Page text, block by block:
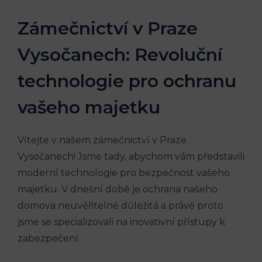
Zámečnictví v Praze
Vysočanech: Revoluční
technologie pro ochranu
vašeho majetku
Vítejte v našem zámečnictví v Praze
Vysočanech! Jsme tady, abychom vám představili
moderní technologie pro bezpečnost vašeho
majetku. V dnešní době je ochrana našeho
domova neuvěřitelně důležitá a právě proto
jsme se specializovali na inovativní přístupy k
zabezpečení.